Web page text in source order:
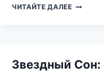
ЧИТАЙТЕ ДАЛЕЕСОН
ВАМ
Звездный Сон: